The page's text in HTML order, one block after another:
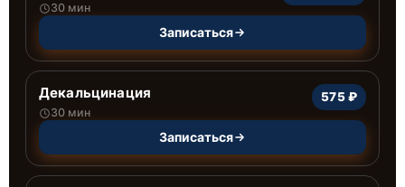
30 мин
Записаться
Декальцинация
30 мин
575 ₽
Записаться